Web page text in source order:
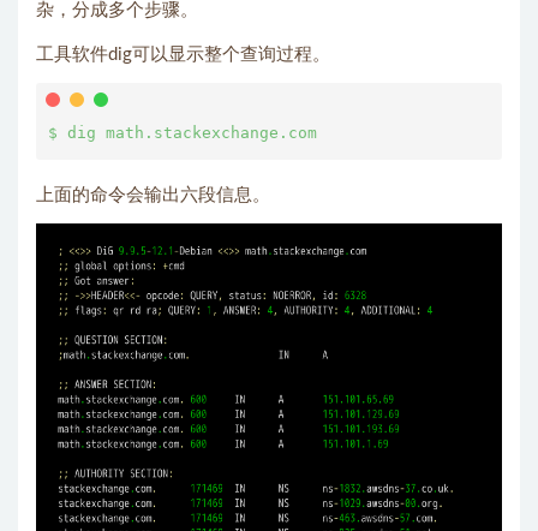
杂，分成多个步骤。
工具软件dig可以显示整个查询过程。
上面的命令会输出六段信息。